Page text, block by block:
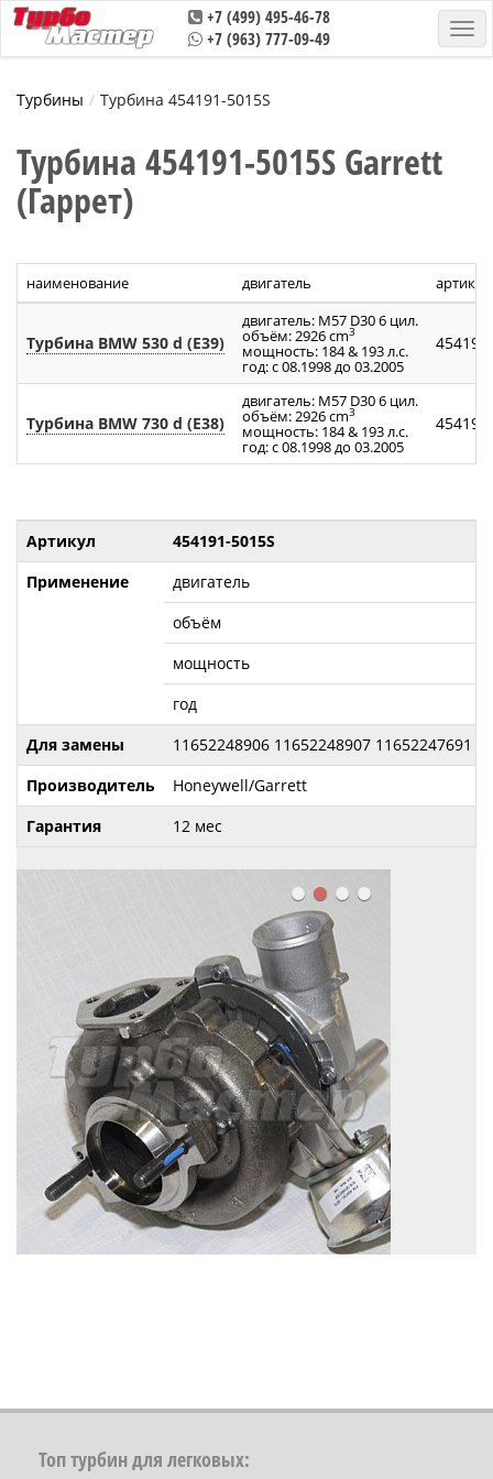
+7 (499) 495-46-78
+7 (963) 777-09-49
Турбины Турбина 454191-5015S
Турбина 454191-5015S Garrett
(Гаррет)
наименование двигатель
Турбина BMW 530 d (E39)
двигатель: M57 D30 6 цил.
объём: 2926 cm3
мощность: 184 & 193 л.с.
год: с 08.1998 до 03.2005
Турбина BMW 730 d (E38)
двигатель: M57 D30 6 цил.
объём: 2926 cm3
мощность: 184 & 193 л.с.
год: с 08.1998 до 03.2005
Артикул
454191-5015S
Применение
двигатель
объём
мощность
год
Для замены
11652248906 11652248907 11652247691
Производитель
Honeywell/Garrett
Гарантия
12 мес
Топ турбин для легковых: